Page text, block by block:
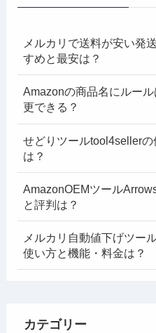
メルカリで送料が安い発
すめと最安は？
Amazonの商品名にルー
更できる？
せどりツールtool4seller
は？
AmazonOEMツール
と評判は？
メルカリ自動値下げツー
使い方と機能・料金は？
カテゴリー